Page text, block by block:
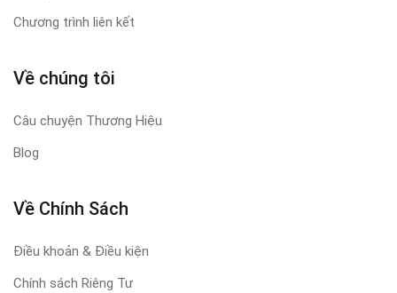
Chương trình liên kết
Về chúng tôi
Câu chuyện Thương Hiệu
Blog
Về Chính Sách
Điều khoản & Điều kiện
Chính sách Riêng Tư